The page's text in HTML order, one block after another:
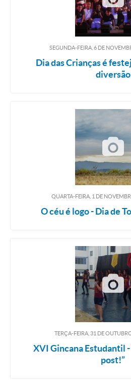
SEGUNDA-FEIRA, 6DE
Dia das Crianças é
diversão
QUARTA-FEIRA, 1 DE
O céu é logo - Dia de
TERÇA-FEIRA, 31 DE
XVI Gincana Estudantil -
post!”